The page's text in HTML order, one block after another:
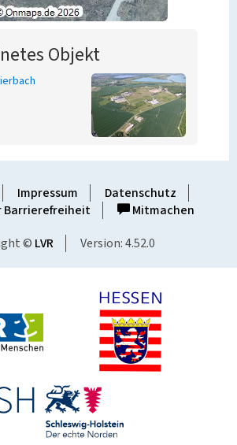
Objekt
Impressum
Datenschutz
Barrierefreiheit
Mitmachen
© LVR Version: 4.52.0